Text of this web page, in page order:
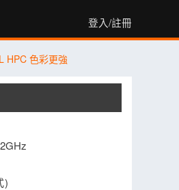
登入/註冊
HPC 色彩更強
)